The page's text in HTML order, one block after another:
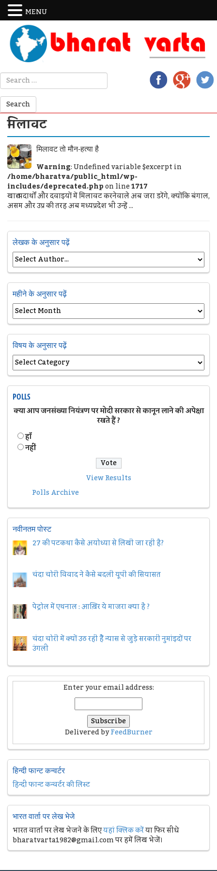
मिलावट
मिलावट तो मौन-हत्या है
Warning: Undefined variable $excerpt in
/home/bharatva/public_html/wp-
includes/deprecated.phpon line1717
खाद्य-पदार्थों और दवाइयों में मिलावट करनेवाले अब जरा डरेंगे, क्योंकि बंगाल,
असम और उप्र की तरह अब मध्यप्रदेश भी उन्हें ...
लेखक के अनुसार पढ़ें
महीने के अनुसार पढ़ें
विषय के अनुसार पढ़ें
POLLS
क्या आप जनसंख्या नियंत्रण पर मोदी सरकार से कानून लाने की अपेक्षा
रखते हैं ?
हॉं
नहीं
View Results
Polls Archive
नवीनतम पोस्ट
27 की पटकथा कैसे अयोध्या से लिखी जा रही है?
चंदा चोरी विवाद ने कैसे बदली यूपी की सियासत
पेट्रोल में एथनाल : आख़िर ये माजरा क्या है ?
चंदा चोरी में क्यों उठ रही हैैं न्यास से जुड़े सरकारी नुमांइदों पर
उंगली
Enter your email address:
Delivered byFeedBurner
हिन्दी फान्ट कन्वर्टर
हिन्दी फान्ट कन्वर्टर की लिस्ट
भारत वार्ता पर लेख भेजे
भारत वार्ता पर लेख भेजने के लिएयहां क्लिक करेंया फिर सीधे
bharatvarta1982@gmail.com पर हमें लिख भेजें।
MENU